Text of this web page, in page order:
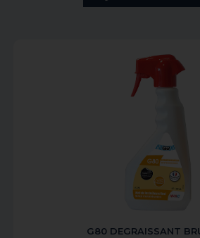
G80 DEGRAISSANT